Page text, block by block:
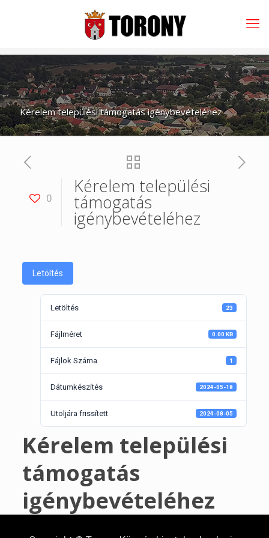
Kérelem települési támogatás igénybevételéhez
0
Kérelem települési
támogatás
igénybevételéhez
Letöltés
Letöltés 23
Fájlméret 0.00 KB
Fájlok Száma 1
Dátumkészítés 2024-05-18
Utoljára frissített 2024-08-05
Kérelem települési
támogatás
igénybevételéhez